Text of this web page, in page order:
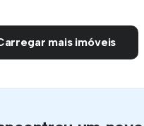
mais imóveis